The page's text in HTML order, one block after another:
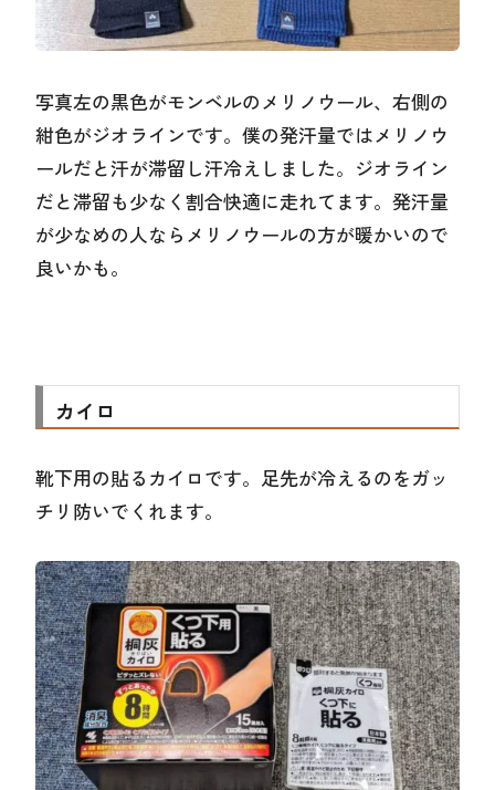
写真左の黒色がモンベルのメリノウール、右側の
紺色がジオラインです。僕の発汗量ではメリノウ
ールだと汗が滞留し汗冷えしました。ジオライン
だと滞留も少なく割合快適に走れてます。発汗量
が少なめの人ならメリノウールの方が暖かいので
良いかも。
カイロ
靴下用の貼るカイロです。足先が冷えるのをガッ
チリ防いでくれます。